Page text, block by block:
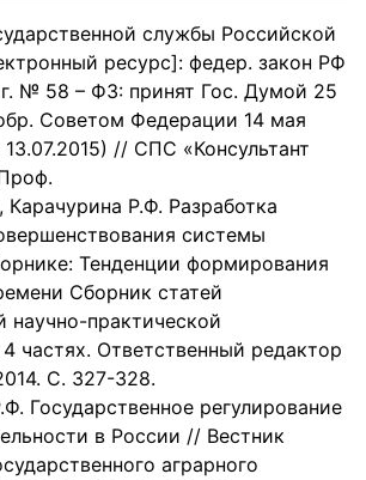
сталкиваются с проблемой
направления.Основной
социальных программ
является, как правило,
средств. Для решения данной
могут привлекать заемные
применимым способами являются
проектов для социального
либо привлечение заемных средств
кредитования.
службы Российской
ресурс]: федер. закон РФ
№ 58 – ФЗ: принят Гос. Думой 25
Советом Федерации 14 мая
// СПС «Консультант
Карачурина Р.Ф. Разработка
системы
Тенденции формирования
Сборник статей
практической
частях. Ответственный редактор
С. 327-328.
Государственное регулирование
в России // Вестник
аграрного